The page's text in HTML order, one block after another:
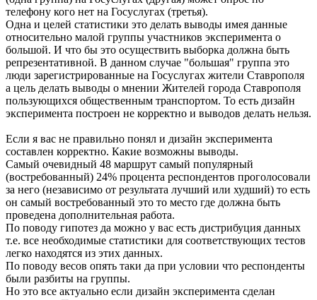
телефону кого нет на Госуслугах (третья).
Одна и целей статистики это делать выводы имея данные
относительно малой группы участников эксперимента о
большой. И что бы это осуществить выборка должна быть
репрезентативной. В данном случае "большая" группа это
люди зарегистрированные на Госуслугах жители Ставрополя
а цель делать выводы о мнении Жителей города Ставрополя
пользующихся общественным транспортом. То есть дизайн
эксперимента построен не корректно и выводов делать нельзя.
Если я вас не правильно понял и дизайн эксперимента
составлен корректно. Какие возможны выводы.
Самый очевидный 48 маршрут самый популярный
(востребованный) 24% процента респондентов проголосовали
за него (независимо от результата лучший или худший) то есть
он самый востребованный это то место где должна быть
проведена дополнительная работа.
По поводу гипотез да можно у вас есть дистрибуция данных
т.е. все необходимые статистики для соответствующих тестов
легко находятся из этих данных.
По поводу весов опять таки да при условии что респонденты
были разбиты на группы.
Но это все актуально если дизайн эксперимента сделан